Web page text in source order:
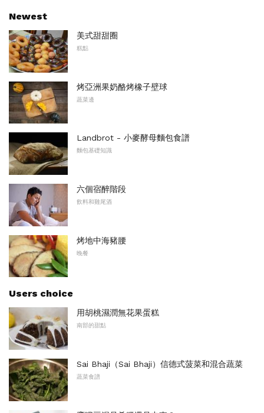
Newest
美式甜甜圈
糕點
烤亞洲果奶酪烤橡子壁球
蔬菜邊
Landbrot - 小麥酵母麵包食譜
麵包基礎知識
六個宿醉階段
飲料和雞尾酒
烤地中海豬腰
晚餐
Users choice
用胡桃濕潤無花果蛋糕
南部的甜點
Sai Bhaji（Sai Bhaji）信德式菠菜和混合蔬菜
蔬菜食譜